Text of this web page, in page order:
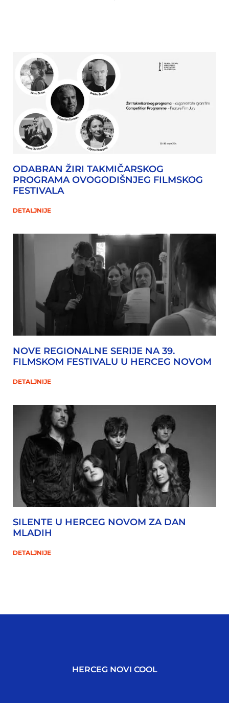
ODABRAN ŽIRI TAKMIČARSKOG
PROGRAMA OVOGODIŠNJEG FILMSKOG
FESTIVALA
DETALJNIJE
NOVE REGIONALNE SERIJE NA 39.
FILMSKOM FESTIVALU U HERCEG NOVOM
DETALJNIJE
SILENTE U HERCEG NOVOM ZA DAN
MLADIH
DETALJNIJE
HERCEG NOVI COOL